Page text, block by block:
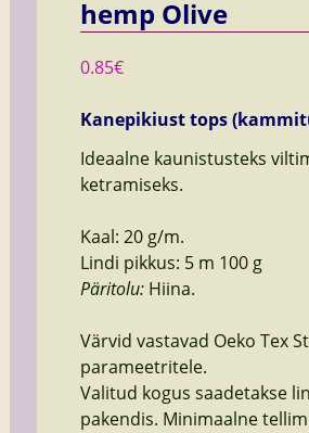
hemp Olive
0.85€
Kanepikiust tops
Ideaalne kaunistusteks
ketramiseks.
Kaal: 20 g/m.
Lindi pikkus: 5 m 100 g
Päritolu:Hiina.
Värvid vastavad Oeko Tex
parameetritele.
Valitud kogus saadetakse
pakendis. Minimaalne